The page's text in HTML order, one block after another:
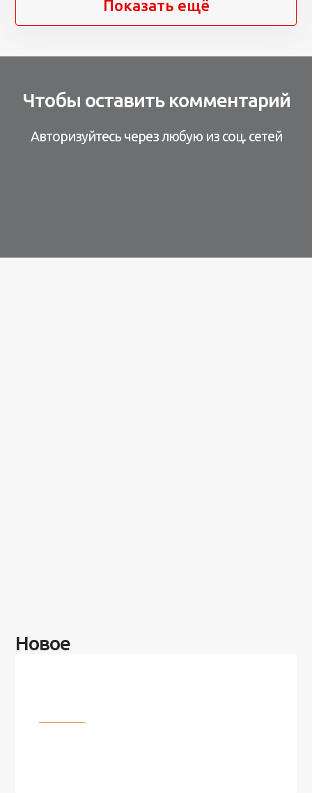
Показать ещё
Чтобы оставить комментарий
Авторизуйтесь через любую из соц. сетей
Новое